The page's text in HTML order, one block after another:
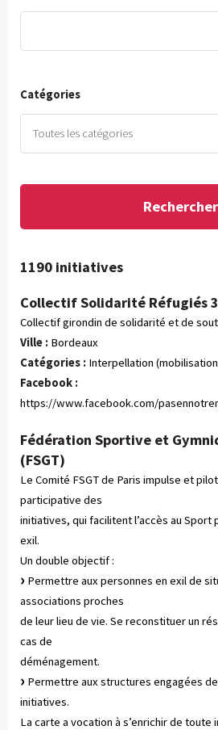
Catégories
1190 initiatives
Collectif Solidarité Réfugiés
Collectif girondin de solidarité et de
Ville : Bordeaux
Catégories : Interpellation
Facebook :
https://www.facebook.com/
Fédération Sportive et
(FSGT)
Le Comité FSGT de Paris impulse et
participative des
initiatives, qui facilitent l’accès au Sport
exil.
Un double objectif :
Permettre aux personnes en exil de
associations proches
de leur lieu de vie. Se reconstituer un
cas de
déménagement.
Permettre aux structures engagées
initiatives.
La carte a vocation à s’enrichir de toute